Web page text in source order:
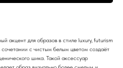
акцент для образов в стиле luxury, futurism
с чистым белым цветом создаёт
шика. Такой аксессуар